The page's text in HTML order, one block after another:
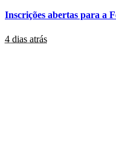
Inscrições abertas para a
4 dias atrás